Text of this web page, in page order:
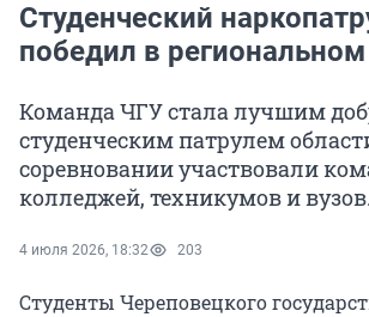
Студенческий
победил в
Команда ЧГУ стала лучшим
студенческим патрулем
соревновании участвовали
колледжей, техникумов и вузов.
4 июля 2026, 18:32 203
Студенты Череповецкого